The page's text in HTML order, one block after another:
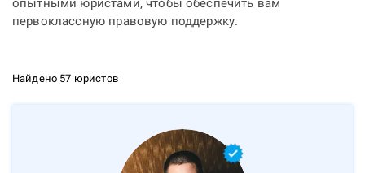
опытными юристами, чтобы обеспечить вам
первоклассную правовую поддержку.
Найдено 57 юристов